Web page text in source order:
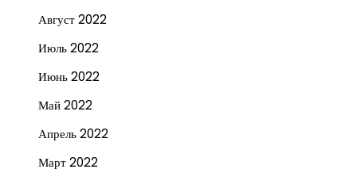
Август 2022
Июль 2022
Июнь 2022
Май 2022
Апрель 2022
Март 2022